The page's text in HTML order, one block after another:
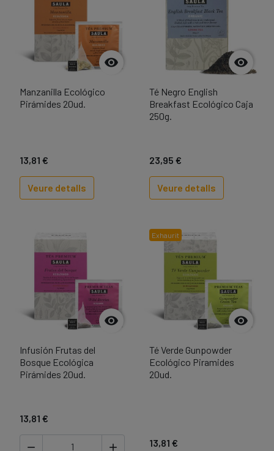

Manzanilla Ecológico
Pirámides 20ud.
13,81 €
Veure detalls

Té Negro English
Breakfast Ecológico Caja
250g.
23,95 €
Veure detalls

Infusión Frutas del
Bosque Ecológica
Pirámides 20ud.
13,81 €
 
Exhaurit

Té Verde Gunpowder
Ecológico Piramides
20ud.
13,81 €